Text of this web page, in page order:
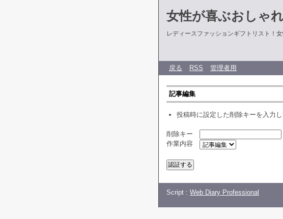
女性が喜ぶおしゃ
レディースファッションギフトリスト！
戻る RSS 管理者用
記事編集
投稿時に設定した削除キーを入力し
削除キー
作業内容
Script : Web Diary Professional